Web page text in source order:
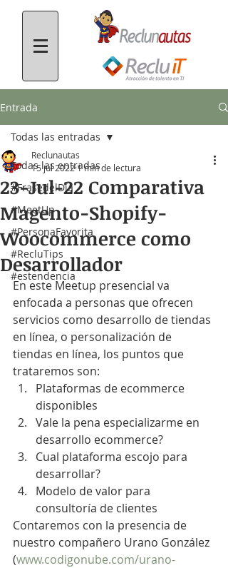
Entrada
Todas las entradas
#FrasedelDía
#MeetUp
#PersonaFavorita
#RecluTips
#estendencia
Todas las entradas
23-Jul-22 Comparativa
Magento-Shopify-
Woocommerce como
Desarrollador
Reclunautas
15 jul 20221 min de lectura
En este Meetup presencial va
enfocada a personas que ofrecen
servicios como desarrollo de tiendas
en línea, o personalización de
tiendas en línea, los puntos que
trataremos son:
Plataformas de ecommerce
disponibles
Vale la pena especializarme en
desarrollo ecommerce?
Cual plataforma escojo para
desarrollar?
Modelo de valor para
consultoría de clientes
Contaremos con la presencia de
nuestro compañero Urano González
(www.codigonube.com/urano-